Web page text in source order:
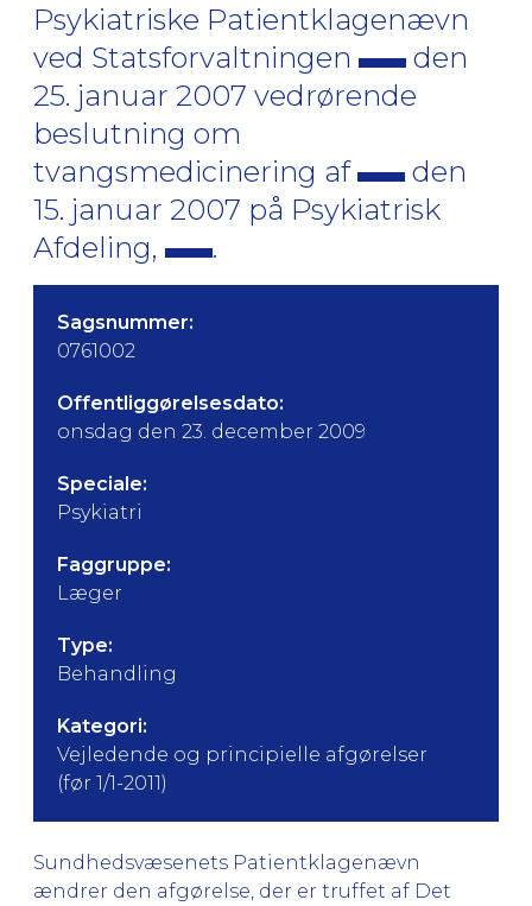
Psykiatriske Patientklagenævn
ved Statsforvaltningen
den
25. januar 2007 vedrørende
beslutning om
tvangsmedicinering af
den
15. januar 2007 på Psykiatrisk
Afdeling,
.
Sagsnummer:
0761002
Offentliggørelsesdato:
onsdag den 23. december 2009
Speciale:
Psykiatri
Faggruppe:
Læger
Type:
Behandling
Kategori:
Vejledende og principielle afgørelser
(før 1/1-2011)
Sundhedsvæsenets Patientklagenævn
ændrer den afgørelse, der er truffet af Det